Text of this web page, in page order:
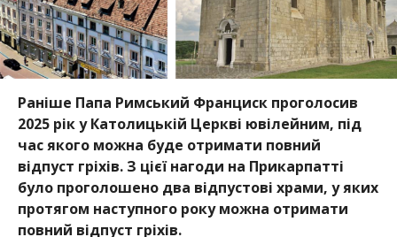
Раніше Папа Римський Франциск проголосив
2025 рік у Католицькій Церкві ювілейним, під
час якого можна буде отримати повний
відпуст гріхів. З цієї нагоди на Прикарпатті
було проголошено два відпустові храми, у яких
протягом наступного року можна отримати
повний відпуст гріхів.